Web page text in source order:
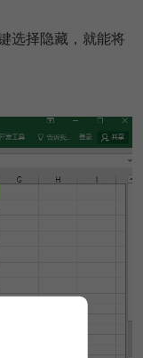
选择隐藏，就能将